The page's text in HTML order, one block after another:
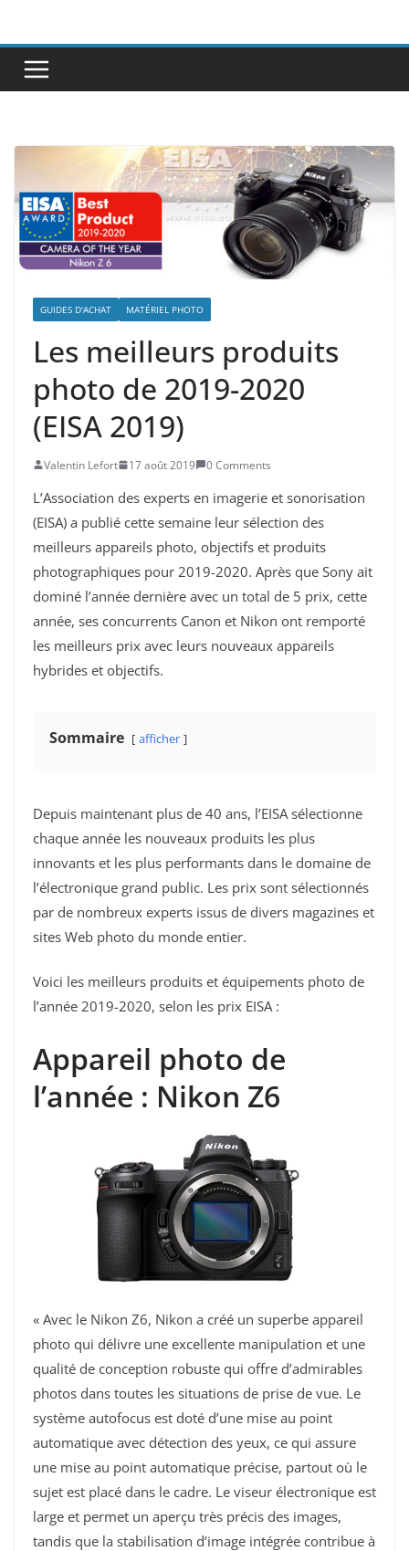
contenu
GUIDES D'ACHAT MATÉRIEL PHOTO
Les meilleurs produits
photo de 2019-2020
(EISA 2019)
Valentin Lefort 17 août 2019 0 Comments
L’Association des experts en imagerie et sonorisation
(EISA) a publié cette semaine leur sélection des
meilleurs appareils photo, objectifs et produits
photographiques pour 2019-2020. Après que Sony ait
dominé l’année dernière avec un total de 5 prix, cette
année, ses concurrents Canon et Nikon ont remporté
les meilleurs prix avec leurs nouveaux appareils
hybrides et objectifs.
Sommaire afficher
Depuis maintenant plus de 40 ans, l’EISA sélectionne
chaque année les nouveaux produits les plus
innovants et les plus performants dans le domaine de
l’électronique grand public. Les prix sont sélectionnés
par de nombreux experts issus de divers magazines et
sites Web photo du monde entier.
Voici les meilleurs produits et équipements photo de
l’année 2019-2020, selon les prix EISA :
Appareil photo de
l’année : Nikon Z6
« Avec le Nikon Z6, Nikon a créé un superbe appareil
photo qui délivre une excellente manipulation et une
qualité de conception robuste qui offre d’admirables
photos dans toutes les situations de prise de vue. Le
système autofocus est doté d’une mise au point
automatique avec détection des yeux, ce qui assure
une mise au point automatique précise, partout où le
sujet est placé dans le cadre. Le viseur électronique est
large et permet un aperçu très précis des images,
tandis que la stabilisation d’image intégrée contribue à